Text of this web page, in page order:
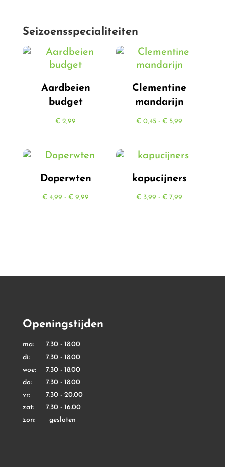
Seizoensspecialiteiten
Aardbeien
budget
€ 2,99
Clementine
mandarijn
€ 0,45 - € 5,99
Doperwten
€ 4,99 - € 9,99
kapucijners
€ 3,99 - € 7,99
Openingstijden
ma: 7.30 - 18.00
di: 7.30 - 18.00
woe: 7.30 - 18.00
do: 7.30 - 18.00
vr: 7.30 - 20.00
zat: 7.30 - 16.00
zon: gesloten